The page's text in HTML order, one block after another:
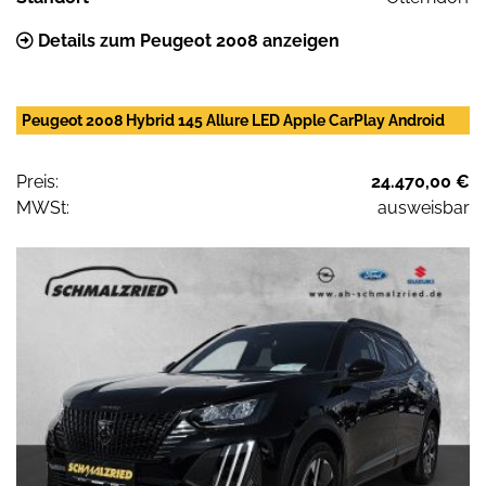
Details zum Peugeot 2008 anzeigen
Peugeot 2008 Hybrid 145 Allure LED Apple CarPlay Android
Preis:
24.470,00 €
MWSt:
ausweisbar